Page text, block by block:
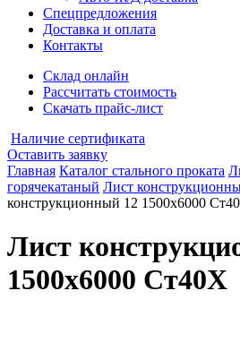
Спецпредложения
Доставка и оплата
Контакты
Склад онлайн
Рассчитать стоимость
Скачать прайс-лист
Наличие сертификата
Оставить заявку
Главная Каталог стального проката
горячекатаный Лист
конструкционный 12 1500х6000
Лист
1500х6000 Ст40Х